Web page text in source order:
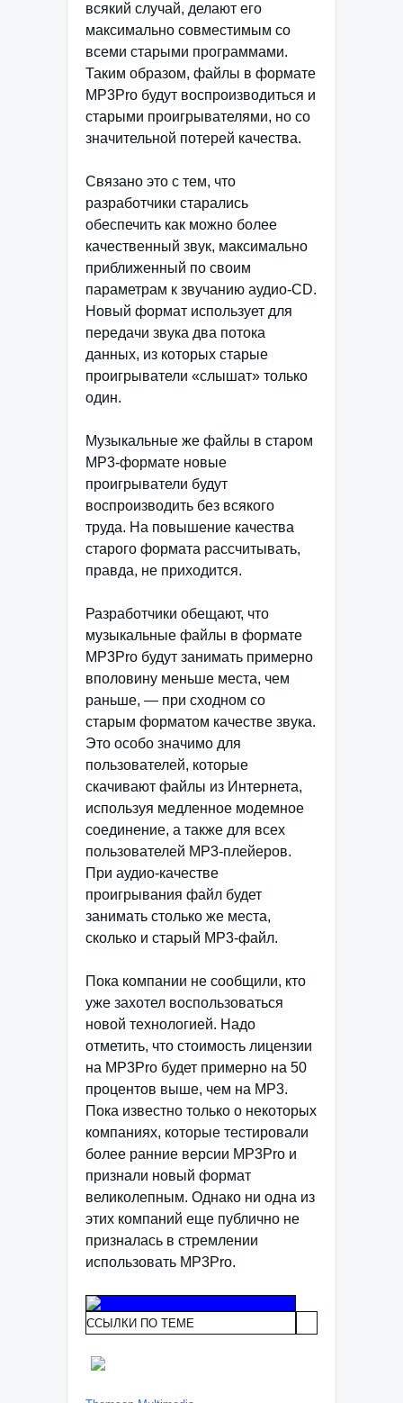
всякий случай, делают его
максимально совместимым со
всеми старыми программами.
Таким образом, файлы в формате
MP3Pro будут воспроизводиться и
старыми проигрывателями, но со
значительной потерей качества.
Связано это с тем, что
разработчики старались
обеспечить как можно более
качественный звук, максимально
приближенный по своим
параметрам к звучанию аудио-CD.
Новый формат использует для
передачи звука два потока
данных, из которых старые
проигрыватели «слышат» только
один.
Музыкальные же файлы в старом
MP3-формате новые
проигрыватели будут
воспроизводить без всякого
труда. На повышение качества
старого формата рассчитывать,
правда, не приходится.
Разработчики обещают, что
музыкальные файлы в формате
MP3Pro будут занимать примерно
вполовину меньше места, чем
раньше, — при сходном со
старым форматом качестве звука.
Это особо значимо для
пользователей, которые
скачивают файлы из Интернета,
используя медленное модемное
соединение, а также для всех
пользователей MP3-плейеров.
При аудио-качестве
проигрывания файл будет
занимать столько же места,
сколько и старый MP3-файл.
Пока компании не сообщили, кто
уже захотел воспользоваться
новой технологией. Надо
отметить, что стоимость лицензии
на MP3Pro будет примерно на 50
процентов выше, чем на MP3.
Пока известно только о некоторых
компаниях, которые тестировали
более ранние версии MP3Pro и
признали новый формат
великолепным. Однако ни одна из
этих компаний еще публично не
призналась в стремлении
использовать MP3Pro.
ССЫЛКИ ПО ТЕМЕ